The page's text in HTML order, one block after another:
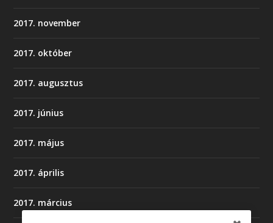
2017. november
2017. október
2017. augusztus
2017. június
2017. május
2017. április
2017. március